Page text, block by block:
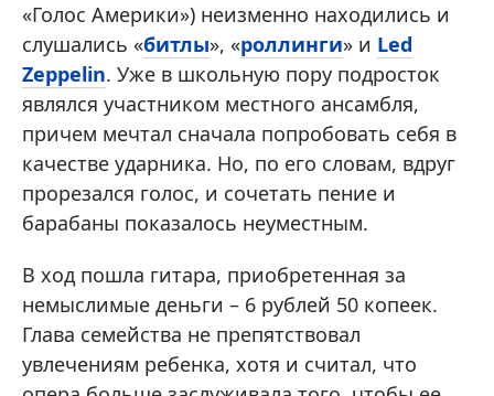
«Голос Америки») неизменно находились и
слушались «битлы», «роллинги» и Led
Zeppelin. Уже в школьную пору подросток
являлся участником местного ансамбля,
причем мечтал сначала попробовать себя в
качестве ударника. Но, по его словам, вдруг
прорезался голос, и сочетать пение и
барабаны показалось неуместным.
В ход пошла гитара, приобретенная за
немыслимые деньги – 6 рублей 50 копеек.
Глава семейства не препятствовал
увлечениям ребенка, хотя и считал, что